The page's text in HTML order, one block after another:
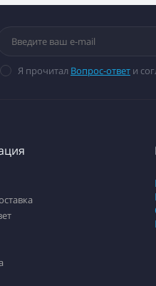
Я прочитал Вопрос-ответ и